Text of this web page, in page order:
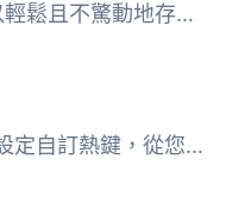
Hidden Login 可以輕鬆且不驚動地存取您網站的管理員功能。按...
這個外掛讓您可以設定自訂熱鍵，從您部落格的任何公共頁面重...